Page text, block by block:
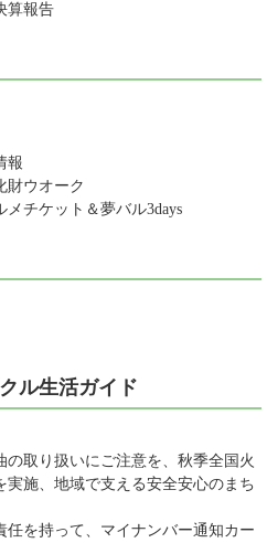
算報告
報
財ウオーク
チケット＆夢バル3days
ル生活ガイド
の取り扱いにご注意を、秋季全国火
実施、地域で支える安全安心のまち
任を持って、マイナンバー通知カー